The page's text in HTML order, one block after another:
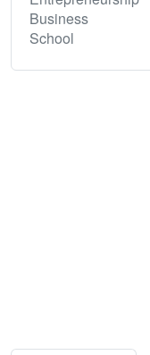
Business
School